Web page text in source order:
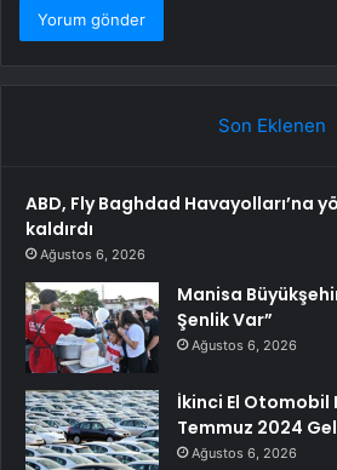
Son Eklenen
ABD, Fly Baghdad Havayolları’na
kaldırdı
Ağustos 6, 2026
Manisa
Şenlik Var”
Ağustos 6, 2026
İkinci El Otomobil
Temmuz 2024
Ağustos 6, 2026